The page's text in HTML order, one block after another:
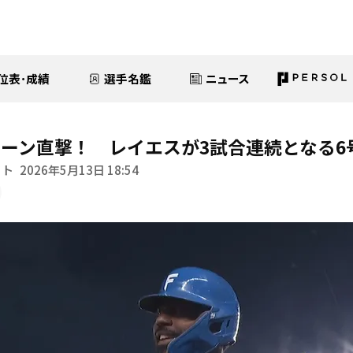
表･成績 選手名鑑 ニュース
ン直撃！ レイエスが3試合連続となる6
2026年5月13日 18:54